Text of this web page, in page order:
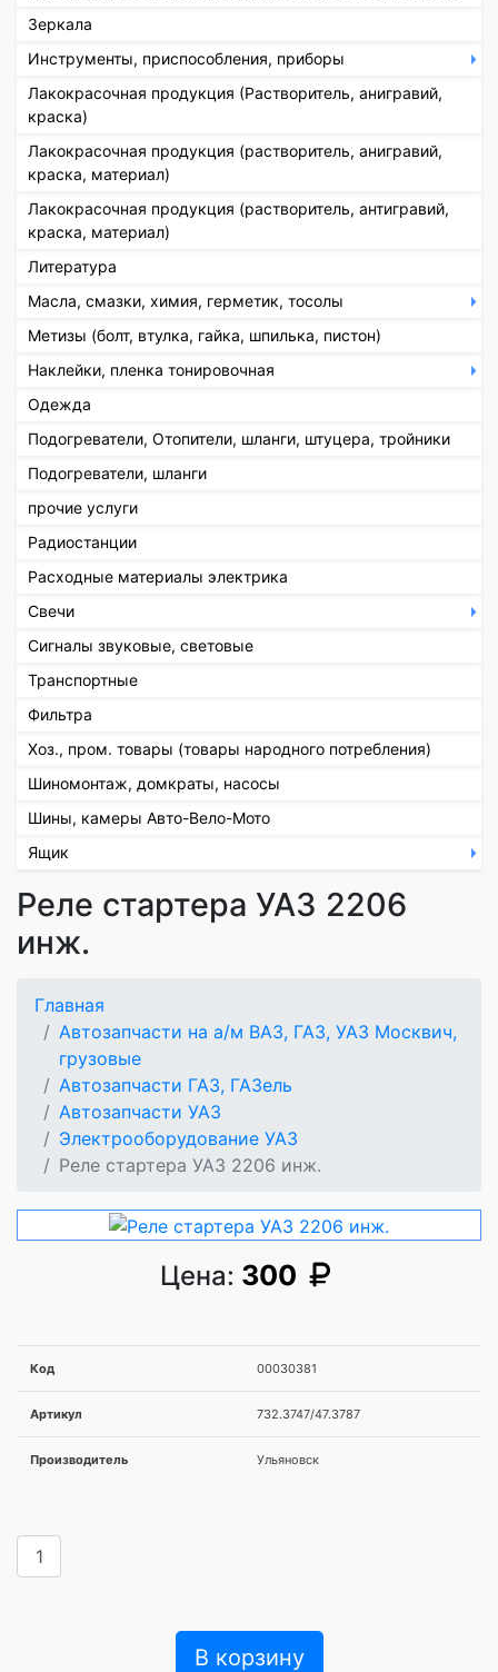
Зеркала
Инструменты, приспособления, приборы
Лакокрасочная продукция (Растворитель, анигравий,
краска)
Лакокрасочная продукция (растворитель, анигравий,
краска, материал)
Лакокрасочная продукция (растворитель, антигравий,
краска, материал)
Литература
Масла, смазки, химия, герметик, тосолы
Метизы (болт, втулка, гайка, шпилька, пистон)
Наклейки, пленка тонировочная
Одежда
Подогреватели, Отопители, шланги, штуцера, тройники
Подогреватели, шланги
прочие услуги
Радиостанции
Расходные материалы электрика
Свечи
Сигналы звуковые, световые
Транспортные
Фильтра
Хоз., пром. товары (товары народного потребления)
Шиномонтаж, домкраты, насосы
Шины, камеры Авто-Вело-Мото
Ящик
Реле стартера УАЗ 2206
инж.
Главная
Автозапчасти на а/м ВАЗ, ГАЗ, УАЗ Москвич,
грузовые
Автозапчасти ГАЗ, ГАЗель
Автозапчасти УАЗ
Электрооборудование УАЗ
Реле стартера УАЗ 2206 инж.
Цена: 300
Код 00030381
Артикул 732.3747/47.3787
Производитель Ульяновск
В корзину